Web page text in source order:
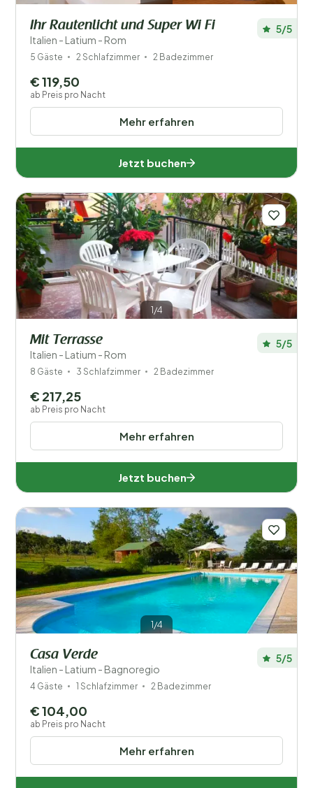
Ihr Rautenlicht und Super Wi Fi
Italien - Latium - Rom
5/5
5 Gäste 2 Schlafzimmer 2 Badezimmer
Mehr erfahren
€ 119,50
ab Preis pro Nacht
Jetzt buchen
1/4
Mit Terrasse
Italien - Latium - Rom
5/5
8 Gäste 3 Schlafzimmer 2 Badezimmer
Mehr erfahren
€ 217,25
ab Preis pro Nacht
Jetzt buchen
1/4
Casa Verde
Italien - Latium - Bagnoregio
5/5
4 Gäste 1 Schlafzimmer 2 Badezimmer
Mehr erfahren
€ 104,00
ab Preis pro Nacht